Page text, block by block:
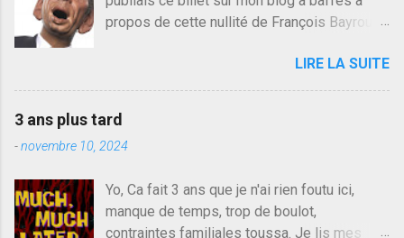
m
e
n
r
propos de cette nullité de François Bayrou. Il
quelqu'un, je ne parle pas des couples mais
des amis ou des valeurs dans lesquels on
croit. François Bayrou est en passe de
devenir le traite d'une partie de son électorat
et c'est par la presse qu'on l'apprend. On
plus proche de Sarkozy que de Hollande,
sinon il serait candidat du centre de la
LIRE LA SUITE
3 ans plus tard
-novembre 10, 2024
Yo, Ca fait 3 ans que je n'ai rien foutu ici,
manque de temps, trop de boulot,
contraintes familiales toussa. Je lis mes